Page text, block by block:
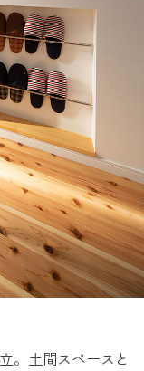
。土間スペースと